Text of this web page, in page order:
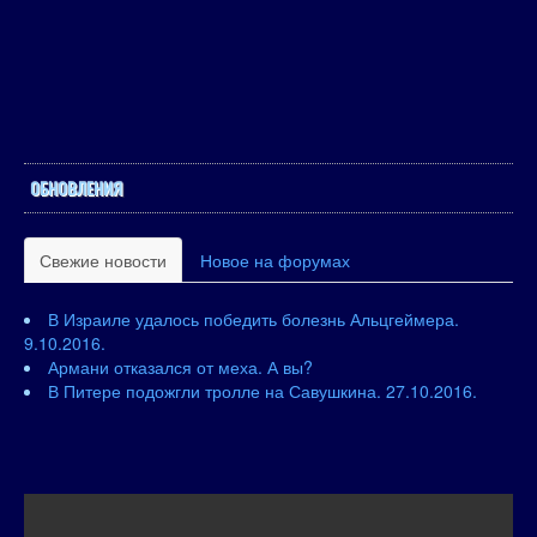
ОБНОВЛЕНИЯ
Свежие новости Новое на форумах
В Израиле удалось победить болезнь Альцгеймера.
9.10.2016.
Армани отказался от меха. А вы?
В Питере подожгли тролле на Савушкина. 27.10.2016.